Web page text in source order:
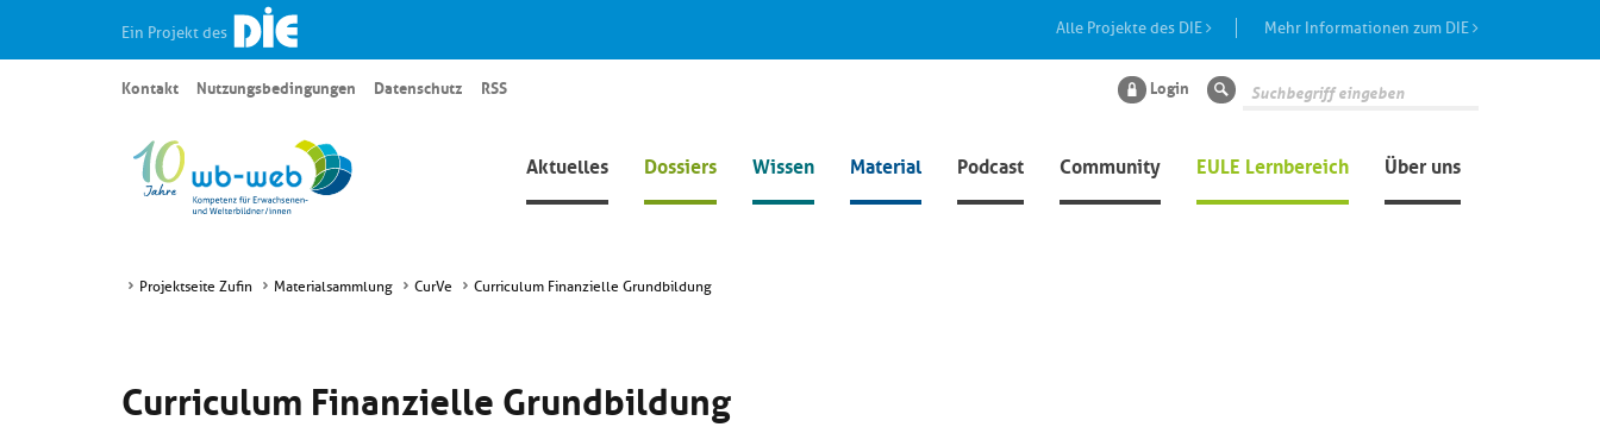
Ein Projekt des Alle Projekte des DIE Mehr Informationen zum DIE
Aktuelles Dossiers Wissen Material Podcast Community EULE Lernbereich Über uns
Kontakt Nutzungsbedingungen Datenschutz RSS Login Suche
Projektseite Zufin Materialsammlung CurVe Curriculum Finanzielle Grundbildung
Curriculum Finanzielle Grundbildung